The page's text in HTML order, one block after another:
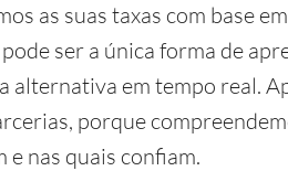
as suas taxas com base
ser a única forma de
alternativa em tempo real.
porque
nas quais confiam.